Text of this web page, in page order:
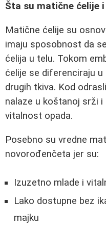
Šta su matične ćelije
Matične ćelije su
imaju sposobnost da
ćelija u telu. Tokom
ćelije se diferenciraju
drugih tkiva. Kod
nalaze u koštanoj srži i
vitalnost opada.
Posebno su vredne
novorođenčeta jer su:
Izuzetno mlade i
Lako dostupne bez
majku